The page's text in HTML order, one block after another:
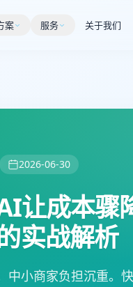
案 服务 关于我们
2026-06-30
让成本骤
实战解析
小商家负担沉重。